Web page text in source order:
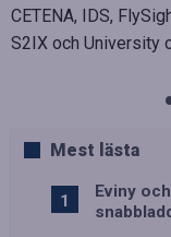
CETENA, IDS,
S2IX och University
Mest lästa
Eviny